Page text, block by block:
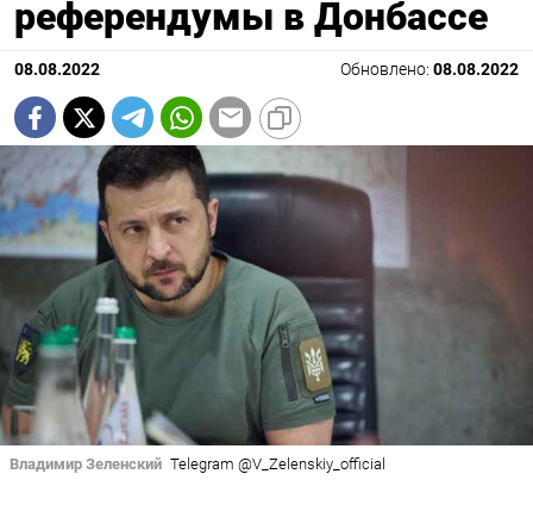
референдумы в Донбассе
08.08.2022 Обновлено: 08.08.2022
Владимир Зеленский Telegram @V_Zelenskiy_official